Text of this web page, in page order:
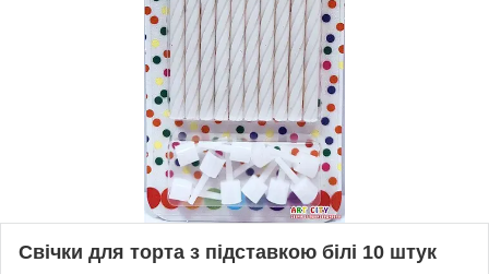
Свічки для торта з підставкою білі 10 штук